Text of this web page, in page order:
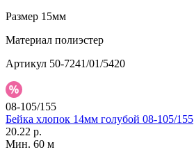
Размер 15мм
Материал полиэстер
Артикул 50-7241/01/5420
08-105/155
Бейка хлопок 14мм голубой 08-105/155
20.22 р.
Мин. 60 м